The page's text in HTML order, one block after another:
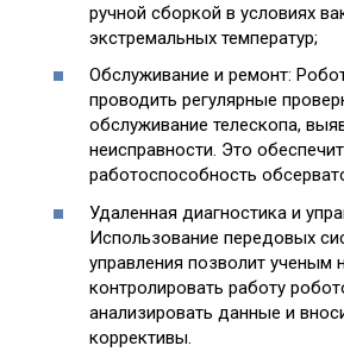
ручной сборкой в условиях
экстремальных температур;
Обслуживание и ремонт:
проводить регулярные
обслуживание телескопа,
неисправности. Это
работоспособность
Удаленная диагностика и
Использование передовых
управления позволит ученым
контролировать работу
анализировать данные и
коррективы.